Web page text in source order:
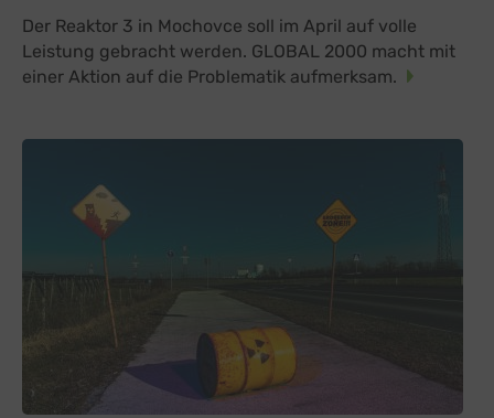
Der Reaktor 3 in Mochovce soll im April auf volle
Leistung gebracht werden. GLOBAL 2000 macht mit
einer Aktion auf die Problematik aufmerksam.